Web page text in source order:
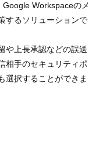
Workspaceのメ
するソリューションで
や上長承認などの誤送
相手のセキュリティポ
選択することができま